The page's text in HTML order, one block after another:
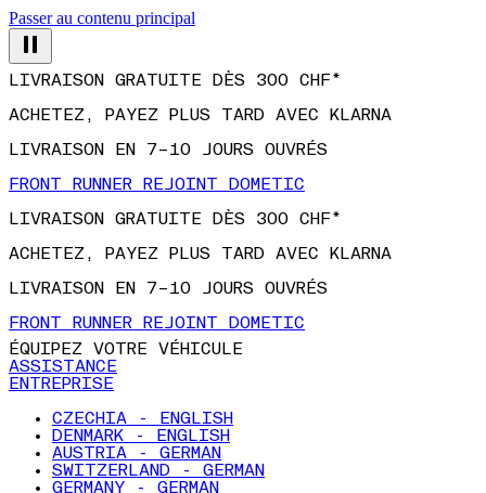
Passer au contenu principal
ACHETEZ, PAYEZ PLUS TARD AVEC KLARNA
LIVRAISON EN 7–10 JOURS OUVRÉS
FRONT RUNNER REJOINT DOMETIC
LIVRAISON GRATUITE DÈS 300 CHF*
ACHETEZ, PAYEZ PLUS TARD AVEC KLARNA
LIVRAISON EN 7–10 JOURS OUVRÉS
FRONT RUNNER REJOINT DOMETIC
ÉQUIPEZ VOTRE VÉHICULE
ASSISTANCE
ENTREPRISE
CZECHIA - ENGLISH
DENMARK - ENGLISH
AUSTRIA - GERMAN
SWITZERLAND - GERMAN
GERMANY - GERMAN